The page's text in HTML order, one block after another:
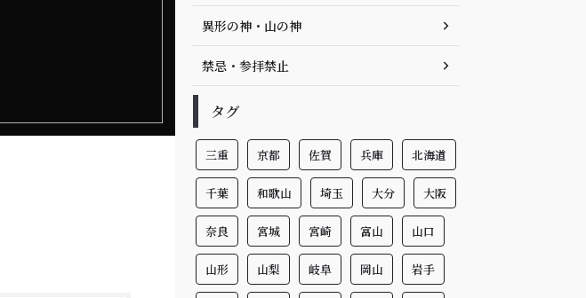
異形の神・山の神
禁忌・参拝禁止
タグ
三重 京都 佐賀 兵庫 北海道
千葉 和歌山 埼玉 大分 大阪
奈良 宮城 宮崎 富山 山口
山形 山梨 岐阜 岡山 岩手